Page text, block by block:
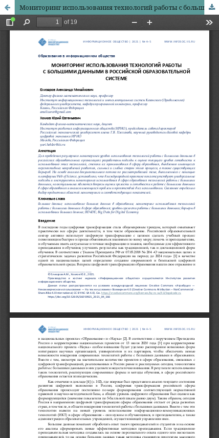
Мониторинг использования технологий работы с большими данными в российской образовательной системе